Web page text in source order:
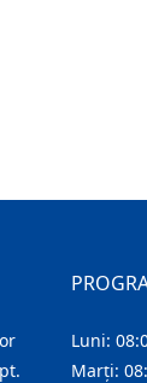
Luni:
Marți: